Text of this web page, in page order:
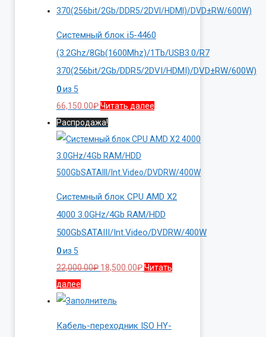
Системный блок i5-4460
(3.2Ghz/8Gb(1600Mhz)/1Tb/USB3.0/R7
370(256bit/2Gb/DDR5/2DVI/HDMI)/DVD±RW/600W)
0из 5
66,150.00₽Читать далее
Распродажа!
Системный блок CPU AMD X2
4000 3.0GHz/4Gb RAM/HDD
500GbSATAIII/Int.Video/DVDRW/400W
0из 5
22,000.00₽ Первоначальная
составляла
18,500.00₽Текущая
Читать
далее
Кабель-переходник ISO HY-